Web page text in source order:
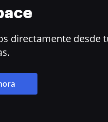
directamente desde